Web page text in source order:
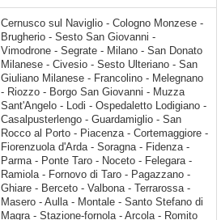
Cernusco sul Naviglio - Cologno Monzese - Brugherio - Sesto San Giovanni - Vimodrone - Segrate - Milano - San Donato Milanese - Civesio - Sesto Ulteriano - San Giuliano Milanese - Francolino - Melegnano - Riozzo - Borgo San Giovanni - Muzza Sant'Angelo - Lodi - Ospedaletto Lodigiano - Casalpusterlengo - Guardamiglio - San Rocco al Porto - Piacenza - Cortemaggiore - Fiorenzuola d'Arda - Soragna - Fidenza - Parma - Ponte Taro - Noceto - Felegara - Ramiola - Fornovo di Taro - Pagazzano - Ghiare - Berceto - Valbona - Terrarossa -